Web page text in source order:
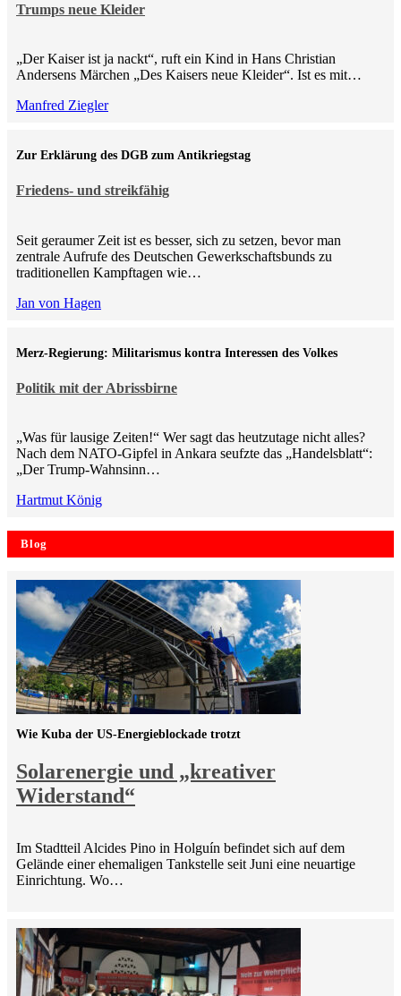
Trumps neue Kleider
„Der Kaiser ist ja nackt“, ruft ein Kind in Hans Christian
Andersens Märchen „Des Kaisers neue Kleider“. Ist es mit…
Manfred Ziegler
Friedens- und streikfähig
Zur Erklärung des DGB zum Antikriegstag
Seit geraumer Zeit ist es besser, sich zu setzen, bevor man
zentrale Aufrufe des Deutschen Gewerkschaftsbunds zu
traditionellen Kampftagen wie…
Jan von Hagen
Politik mit der Abrissbirne
Merz-Regierung: Militarismus kontra Inte­ressen des Volkes
„Was für lausige Zeiten!“ Wer sagt das heutzutage nicht alles?
Nach dem NATO-Gipfel in Ankara seufzte das „Handelsblatt“:
„Der Trump-Wahnsinn…
Hartmut König
Blog
Solarenergie und „kreativer
Widerstand“
Wie Kuba der US-Energieblockade trotzt
Im Stadtteil Alcides Pino in Holguín befindet sich auf dem
Gelände einer ehemaligen Tankstelle seit Juni eine neuartige
Einrichtung. Wo…